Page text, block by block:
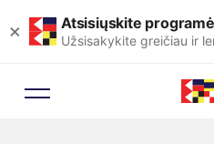
× Atsisiųskite
Užsisakykite greičiau ir